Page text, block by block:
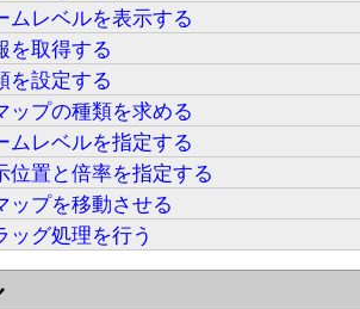
ムレベルを表示する
を取得する
を設定する
ップの種類を求める
ムレベルを指定する
位置と倍率を指定する
ップを移動させる
ッグ処理を行う